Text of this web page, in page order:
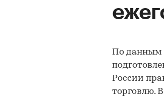
По данным
России
торговлю.